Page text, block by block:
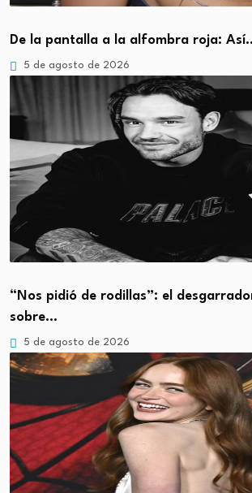
De la pantalla a la alfombra roja:
5 de agosto de 2026
“Nos pidió de rodillas”: el
sobre…
5 de agosto de 2026